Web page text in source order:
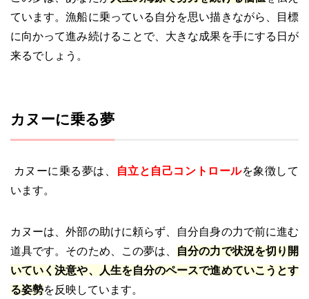
ています。漁船に乗っている自分を思い描きながら、目標
に向かって進み続けることで、大きな成果を手にする日が
来るでしょう。
カヌーに乗る夢
カヌーに乗る夢は、 自立と自己コントロールを象徴して
います。
カヌーは、外部の助けに頼らず、自分自身の力で前に進む
道具です。そのため、この夢は、
自分の力で状況を切り開
いていく決意や、人生を自分のペースで進めていこうとす
る姿勢を反映しています。